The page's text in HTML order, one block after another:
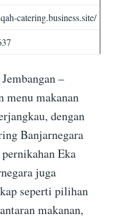
catering.business.site/
–
menu makanan
dengan
Banjarnegara
Eka
juga
seperti pilihan
makanan,